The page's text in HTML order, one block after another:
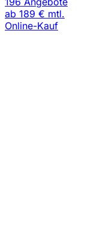
ab 189 € mtl.
Online-Kauf